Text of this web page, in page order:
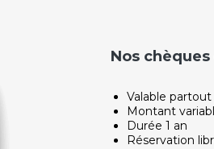
Nos
Valable
Montant
Durée 1 an
Réservation